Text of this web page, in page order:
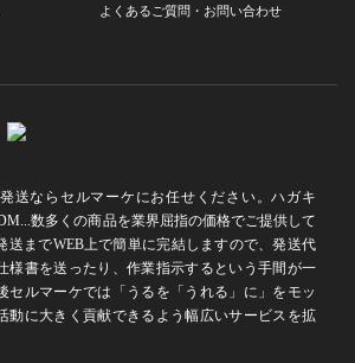
よくあるご質問・お問い合わせ
送ならセルマーケにお任せください。ハガキ
数多くの商品を業界屈指の価格でご提供して
送までWEB上で簡単に完結しますので、発送代
様書を送ったり、作業指示するという手間が一
セルマーケでは「うるを「うれる」に」をモッ
動に大きく貢献できるよう幅広いサービスを拡